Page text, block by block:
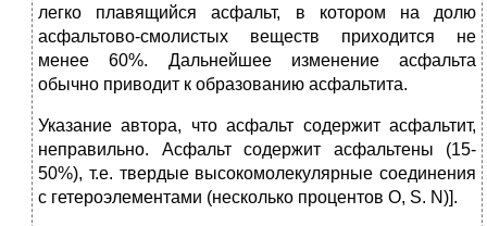
легко плавящийся асфальт, в котором на долю
асфальтово-смолистых веществ приходится не
менее 60%. Дальнейшее изменение асфальта
обычно приводит к образованию асфальтита.
Указание автора, что асфальт содержит асфальтит,
неправильно. Асфальт содержит асфальтены (15-
50%), т.е. твердые высокомолекулярные соединения
с гетероэлементами (несколько процентов О, S. N)].